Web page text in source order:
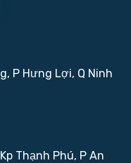
P Hưng Lợi, Q Ninh
Thạnh Phú, P An